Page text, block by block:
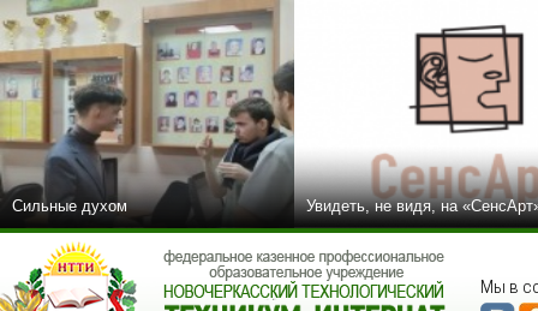
Сильные духом Увидеть, не видя, на
Мы в